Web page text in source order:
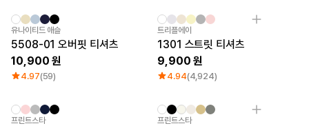
유나이티드 애슬
5508-01 오버핏 티셔츠
10,900
4.97(59)
Sale
트리플에이
1301 스트릿 티셔츠
9,900
4.94(4,924)
프린트스타 New
프린트스타